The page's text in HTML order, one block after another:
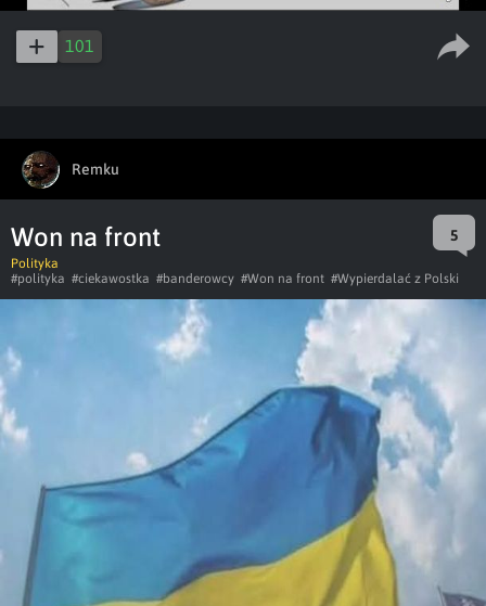
101
Remku
Won na front 5
Polityka
#polityka #ciekawostka #banderowcy #Won na front #Wypierdalać z Polski